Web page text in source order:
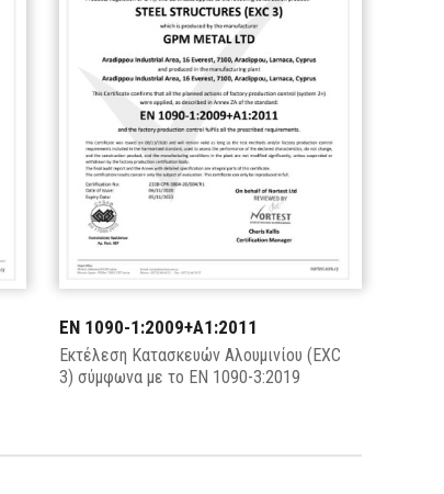
EN 1090-1:2009+A1:2011
Εκτέλεση Κατασκευών Αλουμινίου (EXC
3) σύμφωνα με το EN 1090-3:2019